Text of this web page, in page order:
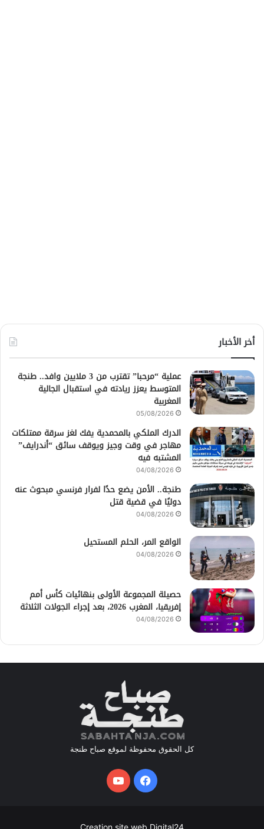
أخر الأخبار
عملية “مرحبا” تقترب من 3 ملايين وافد.. طنجة
المتوسط يعزز ريادته في استقبال الجالية
المغربية
05/08/2026
الدرك الملكي بالمحمدية يفك لغز سرقة ممتلكات
مهاجر في وقت وجيز ويوقف سائق “أندرايف”
المشتبه فيه
04/08/2026
طنجة.. الأمن يضع حدًا لفرار فرنسي مبحوث عنه
دوليًا في قضية قتل
04/08/2026
الواقع المر، الحلم المستحيل
04/08/2026
حصيلة المجموعة الأولى بنهائيات كأس أمم
إفريقيا، المغرب 2026، بعد إجراء الجولات الثلاثة
04/08/2026
كل الحقوق محفوظة لموقع صباح طنجة
فيسبوكيوتيوب